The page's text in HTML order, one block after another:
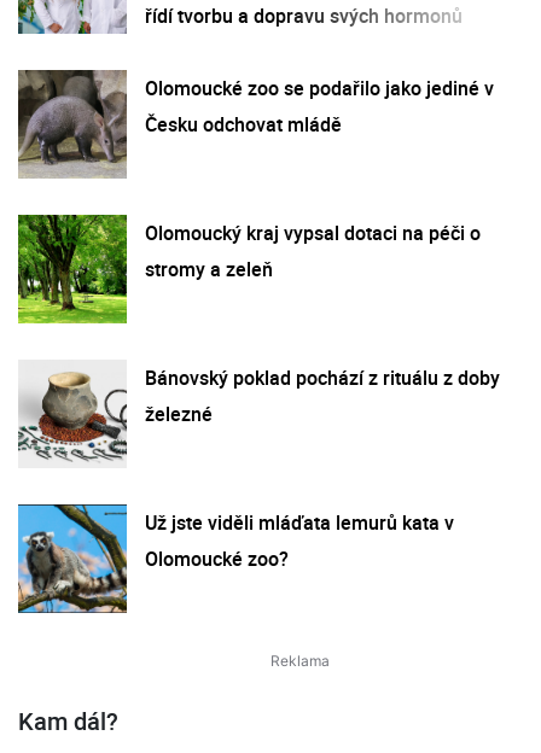
řídí tvorbu a dopravu svých hormonů
Olomoucké zoo se podařilo jako jediné v
Česku odchovat mládě
Olomoucký kraj vypsal dotaci na péči o
stromy a zeleň
Bánovský poklad pochází z rituálu z doby
železné
Už jste viděli mláďata lemurů kata v
Olomoucké zoo?
Kam dál?